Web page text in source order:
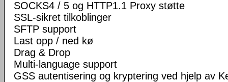
SOCKS4 / 5 og HTTP1.1 Proxy støtte
SSL-sikret tilkoblinger
SFTP support
Last opp / ned kø
Drag & Drop
Multi-language support
GSS autentisering og kryptering ved hjelp av